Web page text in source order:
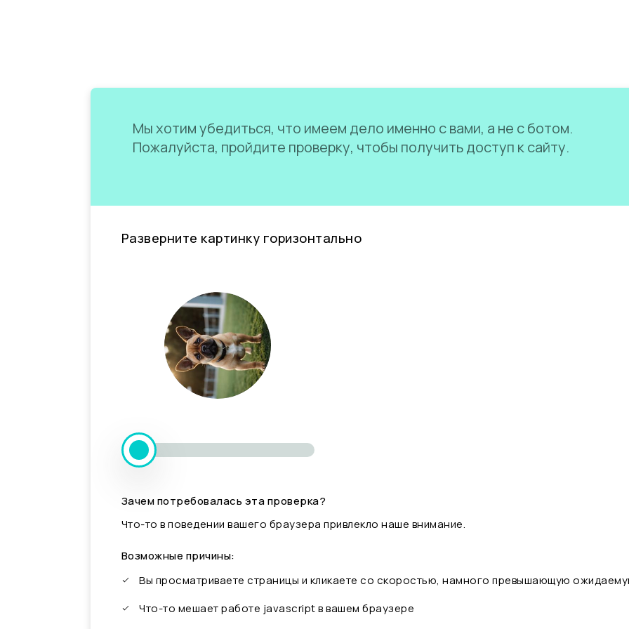
Мы хотим убедиться, что имеем дело именно с вами, а не с ботом.
Пожалуйста, пройдите проверку, чтобы получить доступ к сайту.
Разверните картинку горизонтально
Зачем потребовалась эта проверка?
Что-то в поведении вашего браузера привлекло наше внимание.
Возможные причины:
Вы просматриваете страницы и кликаете со скоростью, намного превышающую
Что-то мешает работе javascript в вашем браузере